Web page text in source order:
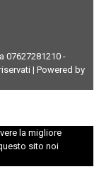
07627281210 -
| Powered by
la migliore
sito noi